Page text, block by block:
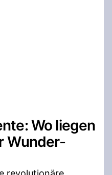
Wo liegen
Wunder-